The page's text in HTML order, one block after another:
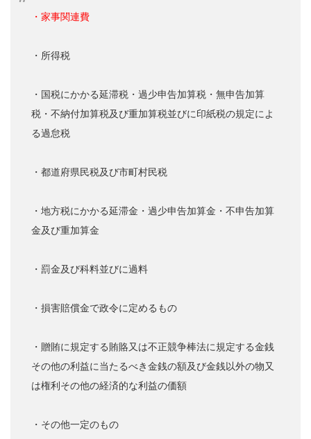
・家事関連費
・所得税
・国税にかかる延滞税・過少申告加算税・無申告加算
税・不納付加算税及び重加算税並びに印紙税の規定によ
る過怠税
・都道府県民税及び市町村民税
・地方税にかかる延滞金・過少申告加算金・不申告加算
金及び重加算金
・罰金及び科料並びに過料
・損害賠償金で政令に定めるもの
・贈賄に規定する賄賂又は不正競争棒法に規定する金銭
その他の利益に当たるべき金銭の額及び金銭以外の物又
は権利その他の経済的な利益の価額
・その他一定のもの